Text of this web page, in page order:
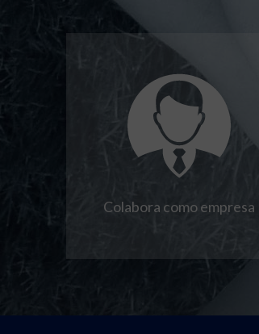
Colabora como empresa